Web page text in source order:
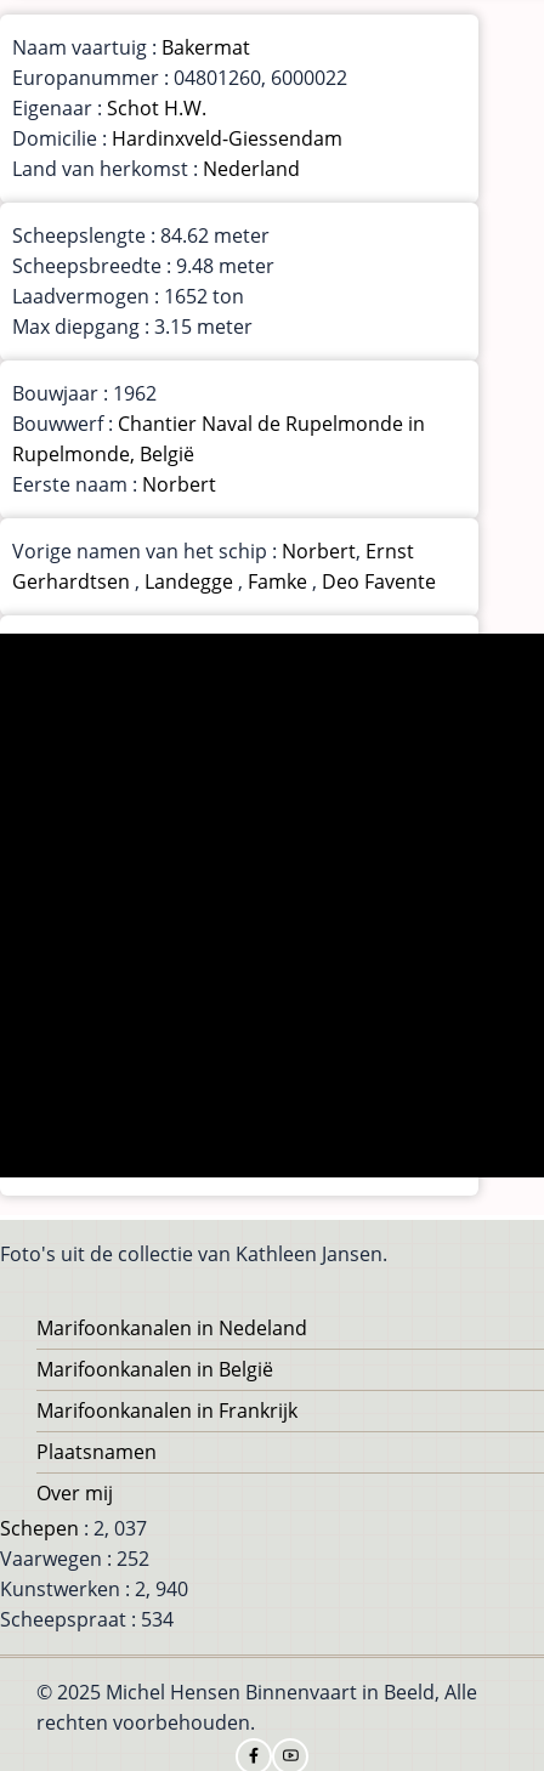
Naam vaartuig : Bakermat
Europanummer : 04801260, 6000022
Eigenaar : Schot H.W.
Domicilie : Hardinxveld-Giessendam
Land van herkomst : Nederland
Scheepslengte : 84.62 meter
Scheepsbreedte : 9.48 meter
Laadvermogen : 1652 ton
Max diepgang : 3.15 meter
Bouwjaar : 1962
Bouwwerf : Chantier Naval de Rupelmonde in
Rupelmonde, België
Eerste naam : Norbert
Vorige namen van het schip : Norbert, Ernst
Gerhardtsen , Landegge , Famke , Deo Favente
Foto's uit de collectie van Kathleen Jansen.
Voet
Marifoonkanalen in Nedeland
Marifoonkanalen in België
Marifoonkanalen in Frankrijk
Plaatsnamen
Over mij
Schepen : 2, 037
Vaarwegen : 252
Kunstwerken : 2, 940
Scheepspraat : 534
© 2025 Michel Hensen Binnenvaart in Beeld, Alle
rechten voorbehouden.